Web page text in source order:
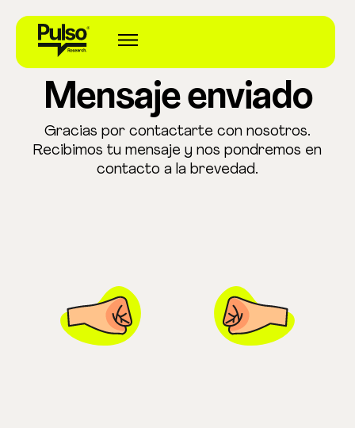
contenido
Envio Formulario
Mensaje enviado
Gracias por contactarte con nosotros.
Recibimos tu mensaje y nos pondremos en
contacto a la brevedad.